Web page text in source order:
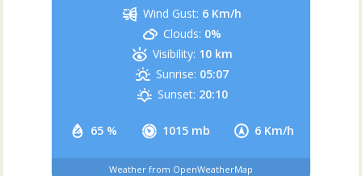
65 % 1015 mb 6 Km/h
Wind Gust: 6 Km/h
Clouds: 0%
Visibility: 10 km
Sunrise: 05:07
Sunset: 20:10
Weather from OpenWeatherMap